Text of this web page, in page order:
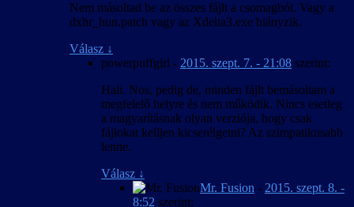
Nem másoltad be az összes fájlt a csomagból. Vagy a
dxhr_hun.patch vagy az Xdelta3.exe hiányzik.
Válasz ↓
powerpuffgirl - 2015. szept. 7. - 21:08 szerint:
Hali. Nos, pedig de, minden fájlt bemásoltam a
megfelelő helyre és nem működik. Nincs esetleg
a magyarításnak olyan verziója, hogy csak
fájlokat kelljen kicserélgetni? Az szimpatikusabb
lenne.
Válasz ↓
Mr. Fusion - 2015. szept. 8. -
8:52 szerint: